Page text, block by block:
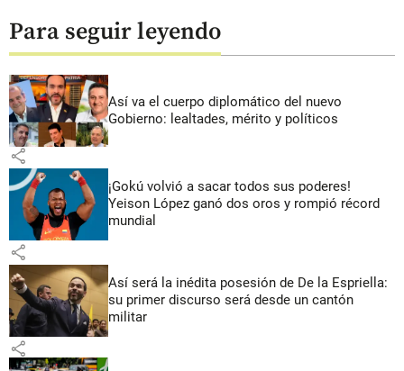
Para seguir leyendo
Así va el cuerpo diplomático del nuevo
Gobierno: lealtades, mérito y políticos
share
¡Gokú volvió a sacar todos sus poderes!
Yeison López ganó dos oros y rompió récord
mundial
share
Así será la inédita posesión de De la Espriella:
su primer discurso será desde un cantón
militar
share